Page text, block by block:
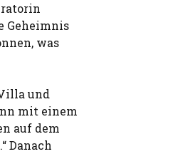
Geheimnis
was
und
mit einem
auf dem
Danach